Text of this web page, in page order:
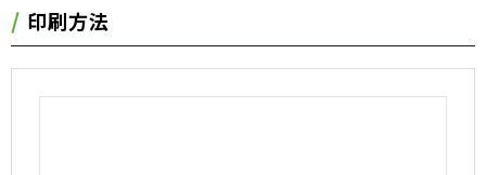
印刷方法